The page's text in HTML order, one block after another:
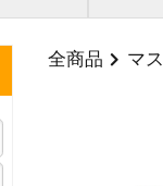
全商品 マ